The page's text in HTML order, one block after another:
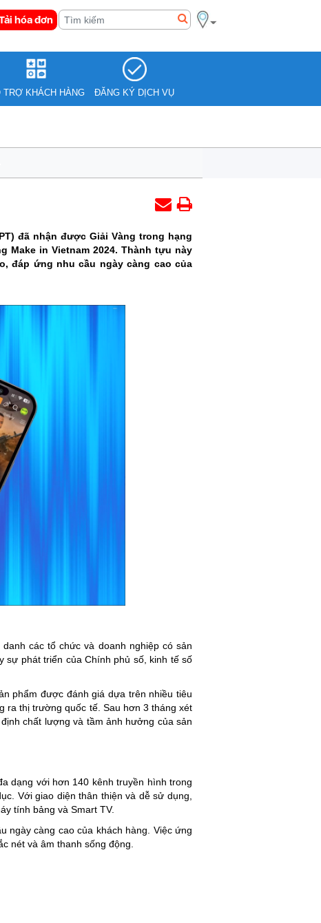
hóa đơn
TRỢ KHÁCH HÀNG ĐĂNG KÝ DỊCH VỤ
đã nhận được Giải Vàng trong hạng
Make in Vietnam 2024. Thành tựu này
đáp ứng nhu cầu ngày càng cao của
các tổ chức và doanh nghiệp có sản
sự phát triển của Chính phủ số, kinh tế số
phẩm được đánh giá dựa trên nhiều tiêu
ra thị trường quốc tế. Sau hơn 3 tháng xét
chất lượng và tầm ảnh hưởng của sản
dạng với hơn 140 kênh truyền hình trong
Với giao diện thân thiện và dễ sử dụng,
tính bảng và Smart TV.
ngày càng cao của khách hàng. Việc ứng
nét và âm thanh sống động.